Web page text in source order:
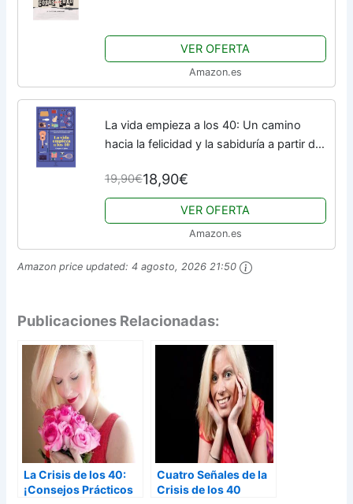
VER OFERTA
Amazon.es
La vida empieza a los 40: Un camino
hacia la felicidad y la sabiduría a partir de
19,90€18,90€
VER OFERTA
Amazon.es
Amazon price updated:4 agosto, 2026 21:50
Publicaciones Relacionadas:
La Crisis de los 40:
¡Consejos Prácticos
Cuatro Señales de la
Crisis de los 40